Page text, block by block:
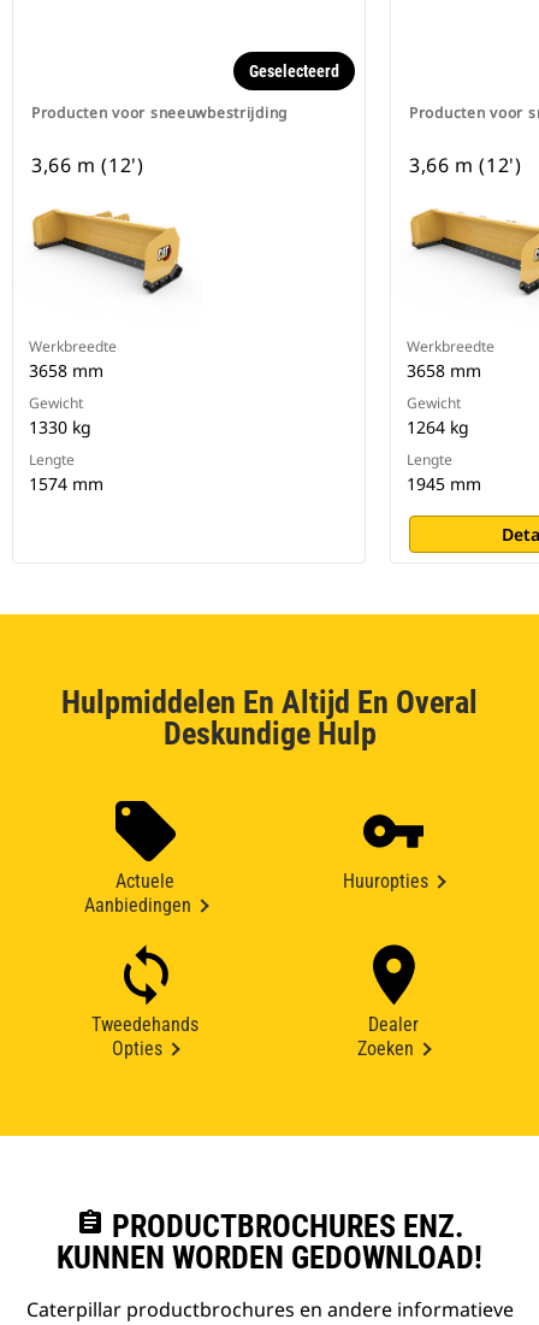
Producten voor sneeuwbestrijding
Geselecteerd
3,66 m (12')
Werkbreedte
3658 mm
Gewicht
1330 kg
Lengte
1574 mm
Producten voor
3,66 m (12')
Werkbreedte
3658 mm
Gewicht
1264 kg
Lengte
1945 mm
Hulpmiddelen En Altijd En Overal
Deskundige Hulp
Actuele
Aanbiedingen
Huuropties
Tweedehands
Opties
Dealer
Zoeken
assignment PRODUCTBROCHURES ENZ.
KUNNEN WORDEN GEDOWNLOAD!
Caterpillar productbrochures en andere informatieve